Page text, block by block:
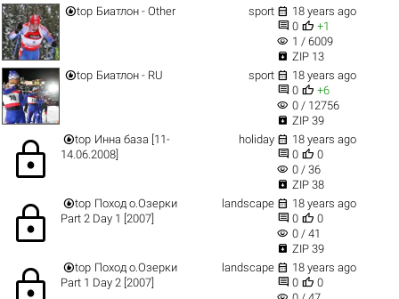
top Биатлон - Other sport  18 years ago
 0  +1
visibility 1 / 6009
 ZIP 13
top Биатлон - RU sport  18 years ago
 0  +6
visibility 0 / 12756
 ZIP 39
lock top Инна база [11-
14.06.2008]
holiday  18 years ago
 0  0
visibility 0 / 36
 ZIP 38
lock top Поход о.Озерки
Part 2 Day 1 [2007]
landscape  18 years ago
 0  0
visibility 0 / 41
 ZIP 39
lock top Поход о.Озерки
Part 1 Day 2 [2007]
landscape  18 years ago
 0  0